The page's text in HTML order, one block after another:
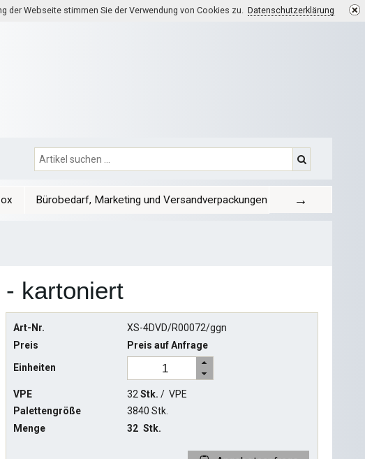
der Webseite stimmen Sie der Verwendung von Cookies zu. Datenschutzerklärung
Bürobedarf, Marketing und Versandverpackungen →
kartoniert
Art-Nr.
XS-4DVD/R00072/ggn
Preis
Preis auf Anfrage
Einheiten
VPE 32 Stk. / VPE
Palettengröße
3840 Stk.
Menge
32 Stk.